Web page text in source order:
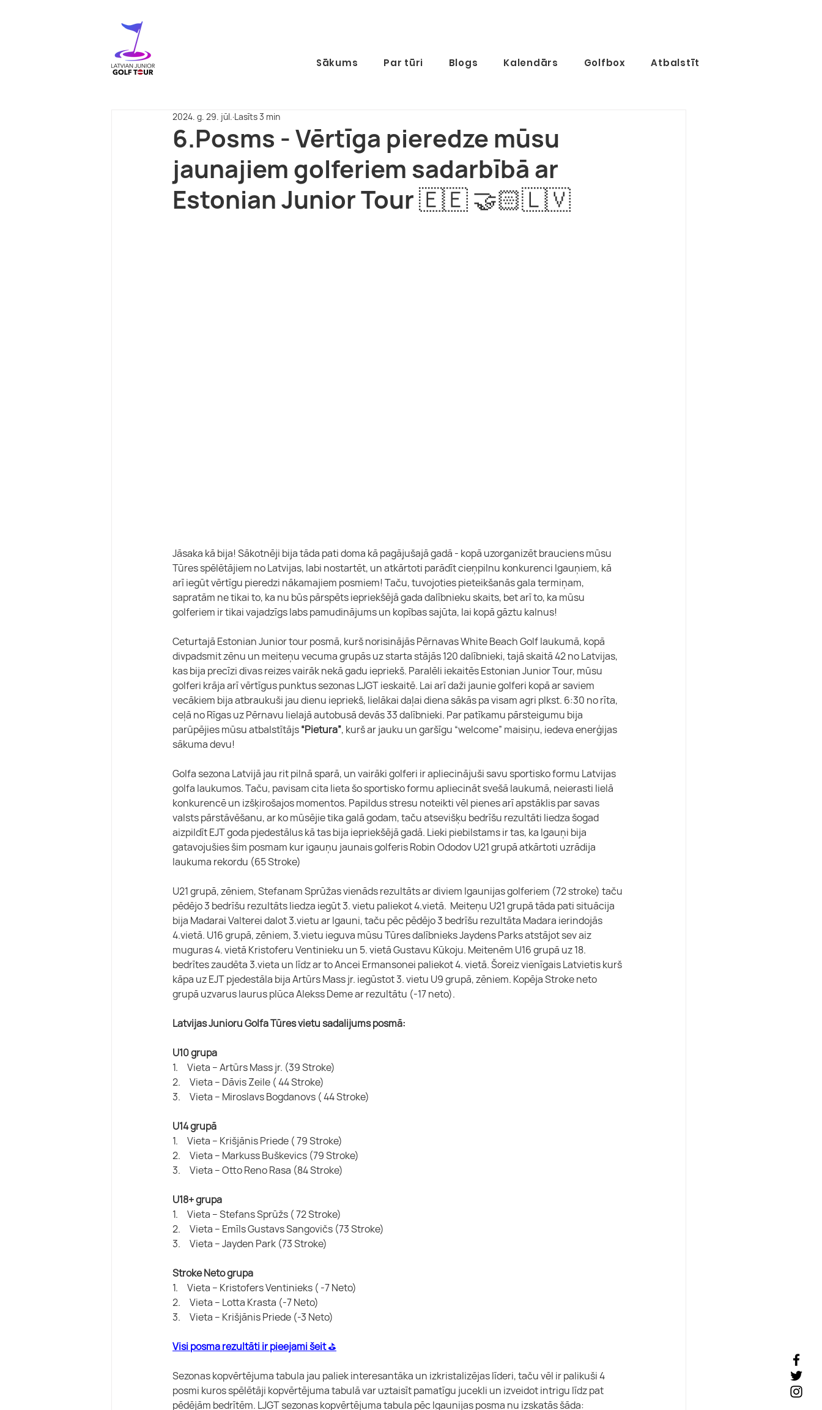
Sākums Par tūri Blogs Kalendārs Golfbox Atbalstīt
6.Posms - Vērtīga pieredze mūsu
jaunajiem golferiem sadarbībā ar
Estonian Junior Tour 🇪🇪 🤝🏻🇱🇻
2024. g. 29. jūl. Lasīts 3 min
Jāsaka kā bija! Sākotnēji bija tāda pati doma kā pagājušajā gadā - kopā uzorganizēt brauciens mūsu
Tūres spēlētājiem no Latvijas, labi nostartēt, un atkārtoti parādīt cieņpilnu konkurenci Igauņiem, kā
arī iegūt vērtīgu pieredzi nākamajiem posmiem! Taču, tuvojoties pieteikšanās gala termiņam,
sapratām ne tikai to, ka nu būs pārspēts iepriekšējā gada dalībnieku skaits, bet arī to, ka mūsu
golferiem ir tikai vajadzīgs labs pamudinājums un kopības sajūta, lai kopā gāztu kalnus!
Ceturtajā Estonian Junior tour posmā, kurš norisinājās Pērnavas White Beach Golf laukumā, kopā
divpadsmit zēnu un meiteņu vecuma grupās uz starta stājās 120 dalībnieki, tajā skaitā 42 no Latvijas,
kas bija precīzi divas reizes vairāk nekā gadu iepriekš. Paralēli iekaitēs Estonian Junior Tour, mūsu
golferi krāja arī vērtīgus punktus sezonas LJGT ieskaitē. Lai arī daži jaunie golferi kopā ar saviem
vecākiem bija atbraukuši jau dienu iepriekš, lielākai daļai diena sākās pa visam agri plkst. 6:30 no rīta,
ceļā no Rīgas uz Pērnavu lielajā autobusā devās 33 dalībnieki. Par patīkamu pārsteigumu bija
parūpējies mūsu atbalstītājs “Pietura”, kurš ar jauku un garšīgu “welcome” maisiņu, iedeva enerģijas
sākuma devu!
Golfa sezona Latvijā jau rit pilnā sparā, un vairāki golferi ir apliecinājuši savu sportisko formu Latvijas
golfa laukumos. Taču, pavisam cita lieta šo sportisko formu apliecināt svešā laukumā, neierasti lielā
konkurencē un izšķirošajos momentos. Papildus stresu noteikti vēl pienes arī apstāklis par savas
valsts pārstāvēšanu, ar ko mūsējie tika galā godam, taču atsevišķu bedrīšu rezultāti liedza šogad
aizpildīt EJT goda pjedestālus kā tas bija iepriekšējā gadā. Lieki piebilstams ir tas, ka Igauņi bija
gatavojušies šim posmam kur igauņu jaunais golferis Robin Ododov U21 grupā atkārtoti uzrādija
laukuma rekordu (65 Stroke)
U21 grupā, zēniem, Stefanam Sprūžas vienāds rezultāts ar diviem Igaunijas golferiem (72 stroke) taču
pēdējo 3 bedrīšu rezultāts liedza iegūt 3. vietu paliekot 4.vietā.  Meiteņu U21 grupā tāda pati situācija
bija Madarai Valterei dalot 3.vietu ar Igauni, taču pēc pēdējo 3 bedrīšu rezultāta Madara ierindojās
4.vietā. U16 grupā, zēniem, 3.vietu ieguva mūsu Tūres dalībnieks Jaydens Parks atstājot sev aiz
muguras 4. vietā Kristoferu Ventinieku un 5. vietā Gustavu Kūkoju. Meitenēm U16 grupā uz 18.
bedrītes zaudēta 3.vieta un līdz ar to Ancei Ermansonei paliekot 4. vietā. Šoreiz vienīgais Latvietis kurš
kāpa uz EJT pjedestāla bija Artūrs Mass jr. iegūstot 3. vietu U9 grupā, zēniem. Kopēja Stroke neto
grupā uzvarus laurus plūca Alekss Deme ar rezultātu (-17 neto).
Latvijas Junioru Golfa Tūres vietu sadalijums posmā:
U10 grupa
1.     Vieta – Artūrs Mass jr. (39 Stroke)
2.     Vieta – Dāvis Zeile ( 44 Stroke)
3.     Vieta – Miroslavs Bogdanovs ( 44 Stroke)
U14 grupā
1.     Vieta – Krišjānis Priede ( 79 Stroke)
2.     Vieta – Markuss Buškevics (79 Stroke)
3.     Vieta – Otto Reno Rasa (84 Stroke)
U18+ grupa
1.     Vieta – Stefans Sprūžs ( 72 Stroke)
2.     Vieta – Emīls Gustavs Sangovičs (73 Stroke)
3.     Vieta – Jayden Park (73 Stroke)
Stroke Neto grupa
1.     Vieta – Kristofers Ventinieks ( -7 Neto)
2.     Vieta – Lotta Krasta (-7 Neto)
3.     Vieta – Krišjānis Priede (-3 Neto)
Visi posma rezultāti ir pieejami šeit ⛳️
Sezonas kopvērtējuma tabula jau paliek interesantāka un izkristalizējas līderi, taču vēl ir palikuši 4
posmi kuros spēlētāji kopvērtējuma tabulā var uztaisīt pamatīgu jucekli un izveidot intrigu līdz pat
pēdējām bedrītēm. LJGT sezonas kopvērtējuma tabula pēc Igaunijas posma nu izskatās šāda: